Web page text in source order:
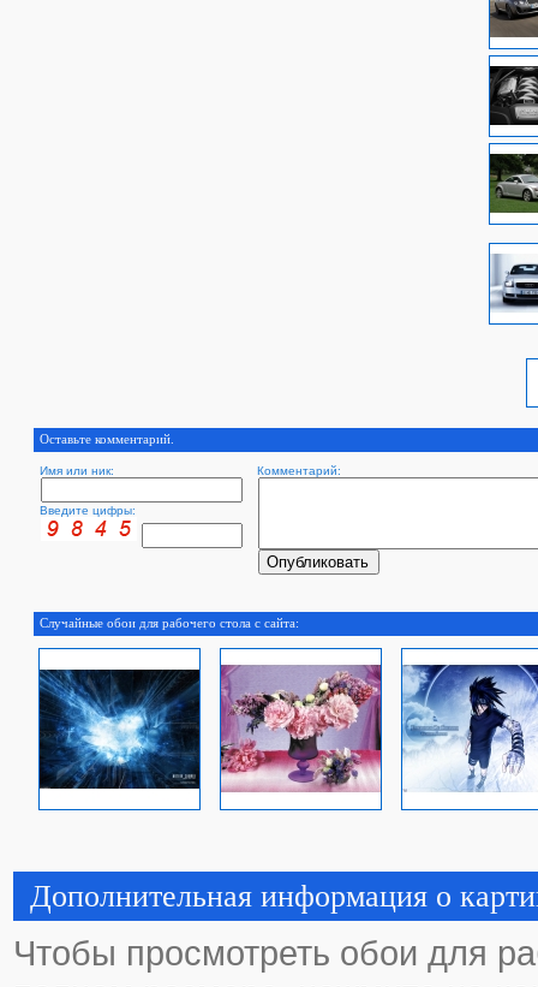
Оставьте комментарий.
Имя или ник: Комментарий:
Введите цифры:
Случайные обои для рабочего стола с сайта:
Дополнительная информация о
Чтобы просмотреть обои для